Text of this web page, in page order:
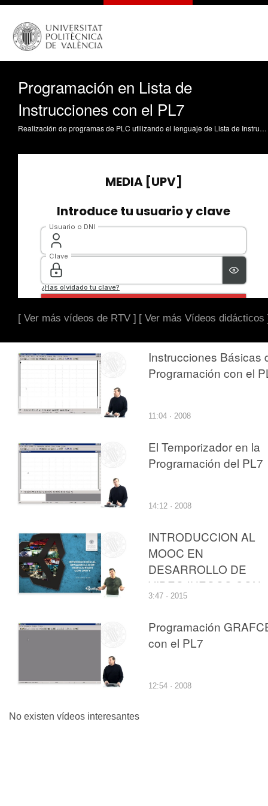
Programación en Lista de
Instrucciones con el PL7
Realización de programas de PLC utilizando el lenguaje de Lista de Instrucciones Villanova Moltó, A. (2008). Programación en Lista de Instrucciones con el PL7. https://riunet.upv.es/handle/10251/1544
[ Ver más vídeos de RTV ] [ Ver más Vídeos didácticos
Instrucciones Básicas
Programación con el
11:04 · 2008
El Temporizador en la
Programación del PL7
14:12 · 2008
INTRODUCCION AL
MOOC EN
DESARROLLO DE
VIDEOJUEGOS CON
UNITY
3:47 · 2015
Programación
con el PL7
12:54 · 2008
No existen vídeos interesantes